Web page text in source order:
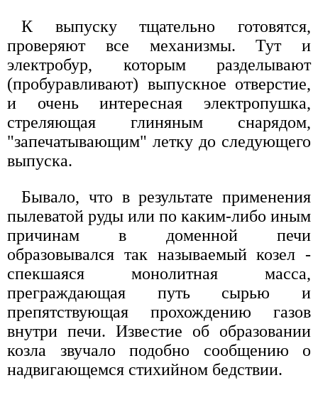
К выпуску тщательно готовятся,
проверяют все механизмы. Тут и
электробур, которым разделывают
(пробуравливают) выпускное отверстие,
и очень интересная электропушка,
стреляющая глиняным снарядом,
"запечатывающим" летку до следующего
выпуска.
Бывало, что в результате применения
пылеватой руды или по каким-либо иным
причинам в доменной печи
образовывался так называемый козел -
спекшаяся монолитная масса,
преграждающая путь сырью и
препятствующая прохождению газов
внутри печи. Известие об образовании
козла звучало подобно сообщению о
надвигающемся стихийном бедствии.